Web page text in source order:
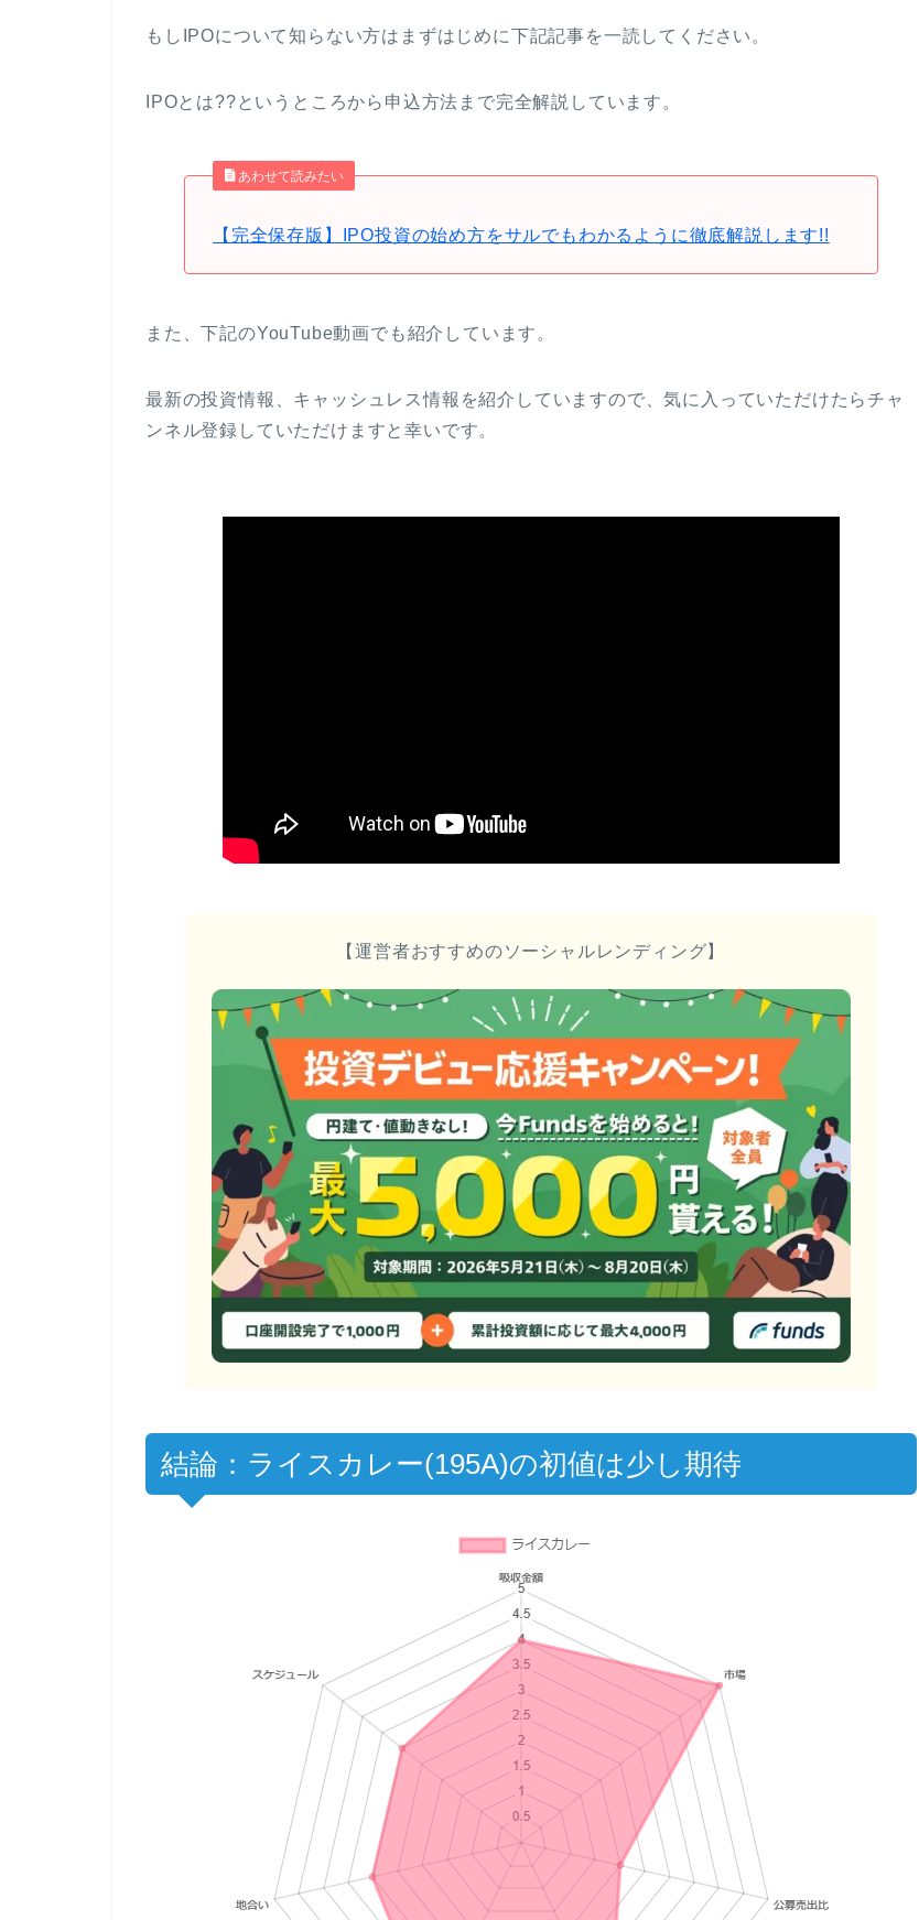
もしIPOについて知らない方はまずはじめに下記記事を一読してください。
IPOとは??というところから申込方法まで完全解説しています。
あわせて読みたい
【完全保存版】IPO投資の始め方をサルでもわかるように徹底解説します!!
また、下記のYouTube動画でも紹介しています。
最新の投資情報、キャッシュレス情報を紹介していますので、気に入っていただけたらチャ
ンネル登録していただけますと幸いです。
【運営者おすすめのソーシャルレンディング】
結論：ライスカレー(195A)の初値は少し期待